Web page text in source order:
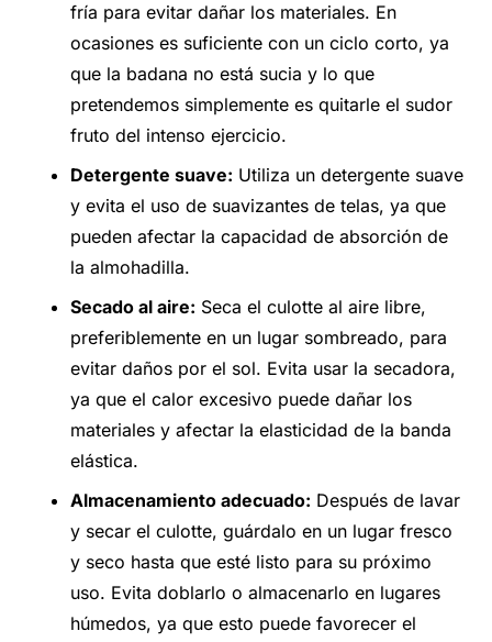
fría para evitar dañar los materiales. En
ocasiones es suficiente con un ciclo corto, ya
que la badana no está sucia y lo que
pretendemos simplemente es quitarle el sudor
fruto del intenso ejercicio.
Detergente suave: Utiliza un detergente suave
y evita el uso de suavizantes de telas, ya que
pueden afectar la capacidad de absorción de
la almohadilla.
Secado al aire: Seca el culotte al aire libre,
preferiblemente en un lugar sombreado, para
evitar daños por el sol. Evita usar la secadora,
ya que el calor excesivo puede dañar los
materiales y afectar la elasticidad de la banda
elástica.
Almacenamiento adecuado: Después de lavar
y secar el culotte, guárdalo en un lugar fresco
y seco hasta que esté listo para su próximo
uso. Evita doblarlo o almacenarlo en lugares
húmedos, ya que esto puede favorecer el